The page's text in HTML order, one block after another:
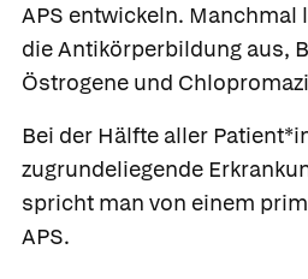
APS entwickeln. Manchmal
die Antikörperbildung aus,
Östrogene und
Bei der Hälfte aller
zugrundeliegende
spricht man von einem
APS.